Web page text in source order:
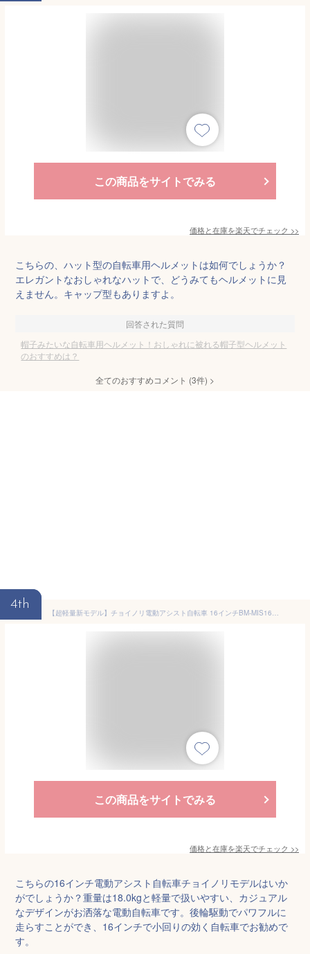
この商品をサイトでみる
価格と在庫を楽天でチェック >>
こちらの、ハット型の自転車用ヘルメットは如何でしょうか？
エレガントなおしゃれなハットで、どうみてもヘルメットに見
えません。キャップ型もありますよ。
回答された質問
帽子みたいな自転車用ヘルメット！おしゃれに被れる帽子型ヘルメット
のおすすめは？
全てのおすすめコメント (3件) >
4th
【超軽量新モデル】チョイノリ電動アシスト自転車 16インチBM-MIS16D シングルギア 4.0AHコンパクト容量 かわいい 安心型式認定取得機種！ 電動自転車 格安 スイスイ楽々 おすすめ 快適 新作
この商品をサイトでみる
価格と在庫を楽天でチェック >>
こちらの16インチ電動アシスト自転車チョイノリモデルはいか
がでしょうか？重量は18.0kgと軽量で扱いやすい、カジュアル
なデザインがお洒落な電動自転車です。後輪駆動でパワフルに
走らすことができ、16インチで小回りの効く自転車でお勧めで
す。